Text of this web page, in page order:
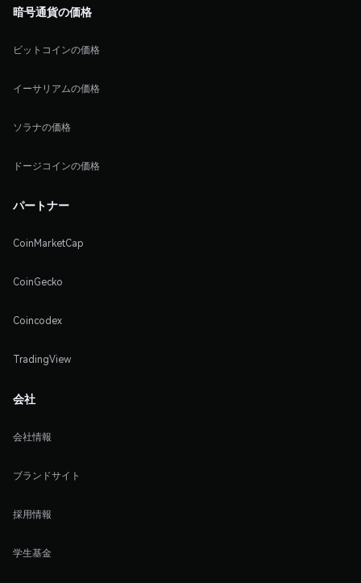
暗号通貨の価格
ビットコインの価格
イーサリアムの価格
ソラナの価格
ドージコインの価格
パートナー
CoinMarketCap
CoinGecko
Coincodex
TradingView
会社
会社情報
ブランドサイト
採用情報
学生基金